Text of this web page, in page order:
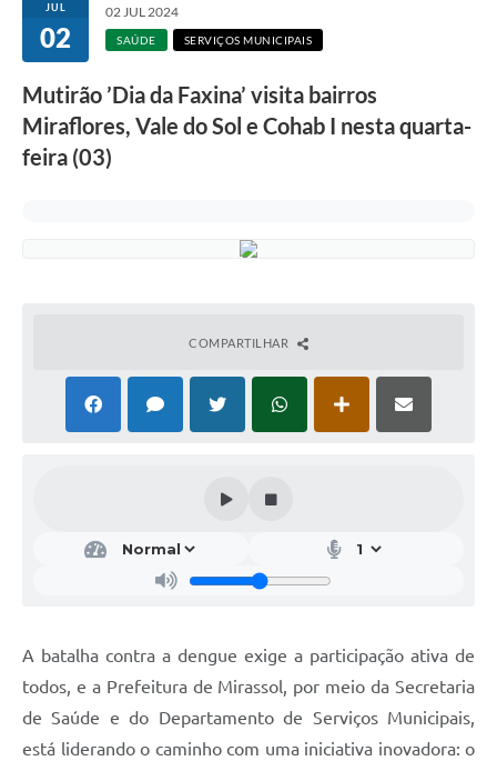
JUL
02
02 JUL 2024
SAÚDE SERVIÇOS MUNICIPAIS
Mutirão ’Dia da Faxina’ visita bairros
Miraflores, Vale do Sol e Cohab I nesta quarta-
feira (03)
COMPARTILHAR
A batalha contra a dengue exige a participação ativa de
todos, e a Prefeitura de Mirassol, por meio da Secretaria
de Saúde e do Departamento de Serviços Municipais,
está liderando o caminho com uma iniciativa inovadora: o